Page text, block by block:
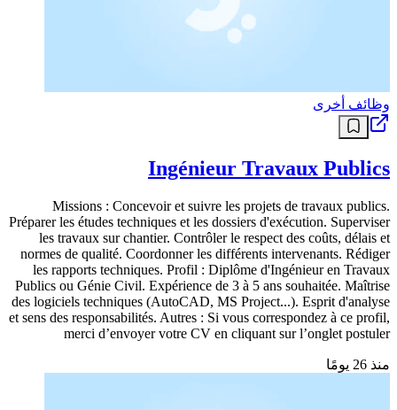
وظائف أخرى
Ingénieur Travaux Publics
Missions : Concevoir et suivre les projets de travaux publics.
Préparer les études techniques et les dossiers d'exécution. Superviser
les travaux sur chantier. Contrôler le respect des coûts, délais et
normes de qualité. Coordonner les différents intervenants. Rédiger
les rapports techniques. Profil : Diplôme d'Ingénieur en Travaux
Publics ou Génie Civil. Expérience de 3 à 5 ans souhaitée. Maîtrise
des logiciels techniques (AutoCAD, MS Project...). Esprit d'analyse
et sens des responsabilités. Autres : Si vous correspondez à ce profil,
merci d’envoyer votre CV en cliquant sur l’onglet postuler
منذ 26 يومًا